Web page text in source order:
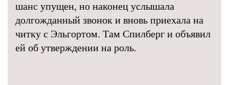
шанс упущен, но наконец услышала
долгожданный звонок и вновь приехала на
читку с Эльгортом. Там Спилберг и объявил
ей об утверждении на роль.